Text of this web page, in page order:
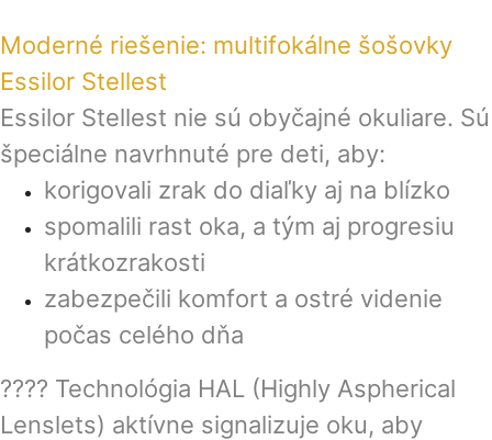
Moderné riešenie: multifokálne šošovky
Essilor Stellest
Essilor Stellest nie sú obyčajné okuliare. Sú
špeciálne navrhnuté pre deti, aby:
korigovali zrak do diaľky aj na blízko
spomalili rast oka, a tým aj progresiu
krátkozrakosti
zabezpečili komfort a ostré videnie
počas celého dňa
???? Technológia HAL (Highly Aspherical
Lenslets) aktívne signalizuje oku, aby